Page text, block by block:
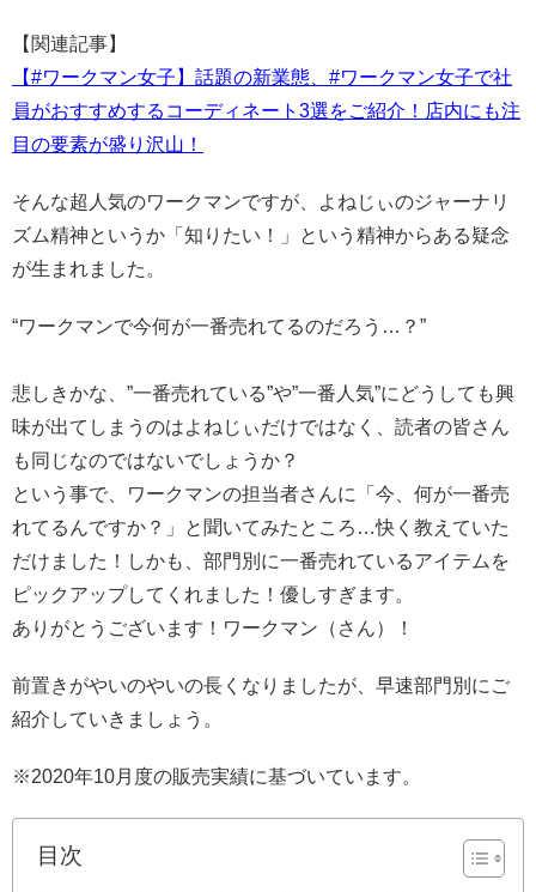
【関連記事】
【#ワークマン女子】話題の新業態、#ワークマン女子で社
員がおすすめするコーディネート3選をご紹介！店内にも注
目の要素が盛り沢山！
そんな超人気のワークマンですが、よねじぃのジャーナリ
ズム精神というか「知りたい！」という精神からある疑念
が生まれました。
“ワークマンで今何が一番売れてるのだろう…？”
悲しきかな、”一番売れている”や”一番人気”にどうしても興
味が出てしまうのはよねじぃだけではなく、読者の皆さん
も同じなのではないでしょうか？
という事で、ワークマンの担当者さんに「今、何が一番売
れてるんですか？」と聞いてみたところ…快く教えていた
だけました！しかも、部門別に一番売れているアイテムを
ピックアップしてくれました！優しすぎます。
ありがとうございます！ワークマン（さん）！
前置きがやいのやいの長くなりましたが、早速部門別にご
紹介していきましょう。
※2020年10月度の販売実績に基づいています。
目次